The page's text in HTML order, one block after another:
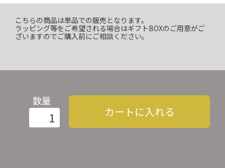
こちらの商品は単品での販売となります。
ラッピング等をご希望される場合はギフトBOXのご用意がご
ざいますのでご購入前にご相談ください。
数量
カートに入れる